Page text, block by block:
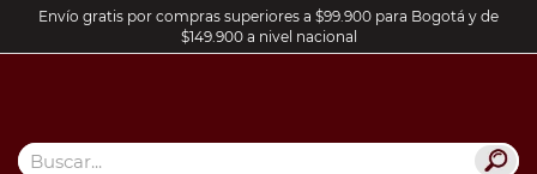
Envío gratis por compras superiores a $99.900 para Bogotá y de
$149.900 a nivel nacional